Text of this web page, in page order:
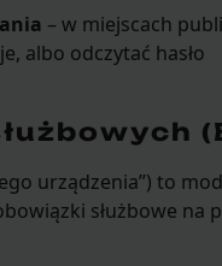
– w miejscach
albo odczytać hasło
urządzenia”) to
służbowe na